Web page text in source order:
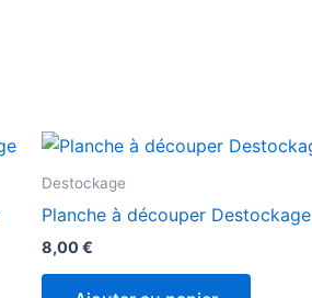
Destockage
Planche à découper Destockage
8,00€